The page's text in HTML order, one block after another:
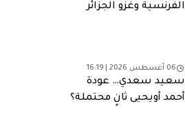
الفرنسية وغزو الجزائر
06 أغسطس 2026 | 16:19
سعيد سعدي… عودة
أحمد أويحيى ثانٍ محتملة؟